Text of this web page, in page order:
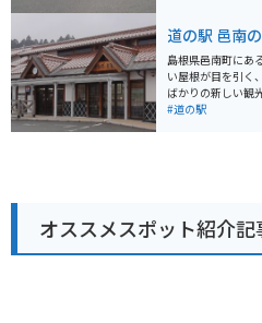
春には桜、秋には
ができます。ツー
ってみてください
車場も完備されて
てもおすすめです。 周辺には、豊かな自然が広がってお
り、四季折々の景
道の駅からほど近
峡」の桜並木がお
て知られる「三
光の拠点としても
道の駅 邑南
島根県邑南町にあ
い屋根が目を引く
ばかりの新しい観光拠点です。 バ
広島と浜田を結ぶ
周辺には適度な
走路が多いため
グルメのまちとし
産品です。特に手
あるほどの人気で
#道の駅
オススメスポット紹介記